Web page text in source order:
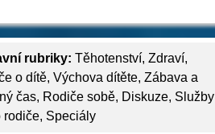
rubriky: Těhotenství, Zdraví,
o dítě, Výchova dítěte, Zábava a
čas, Rodiče sobě, Diskuze, Služby
rodiče, Speciály